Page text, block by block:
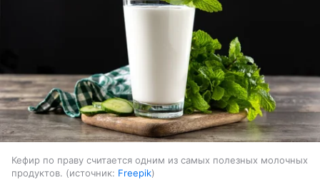
Кефир по праву считается одним из самых полезных молочных
продуктов.
источник: Freepik